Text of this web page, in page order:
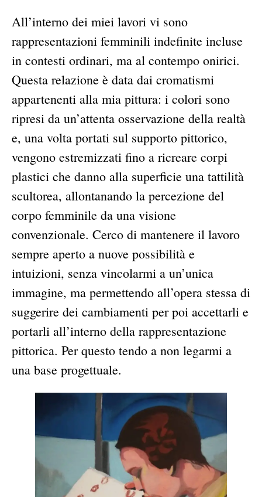
All’interno dei miei lavori vi sono
rappresentazioni femminili indefinite incluse
in contesti ordinari, ma al contempo onirici.
Questa relazione è data dai cromatismi
appartenenti alla mia pittura: i colori sono
ripresi da un’attenta osservazione della realtà
e, una volta portati sul supporto pittorico,
vengono estremizzati fino a ricreare corpi
plastici che danno alla superficie una tattilità
scultorea, allontanando la percezione del
corpo femminile da una visione
convenzionale. Cerco di mantenere il lavoro
sempre aperto a nuove possibilità e
intuizioni, senza vincolarmi a un’unica
immagine, ma permettendo all’opera stessa di
suggerire dei cambiamenti per poi accettarli e
portarli all’interno della rappresentazione
pittorica. Per questo tendo a non legarmi a
una base progettuale.